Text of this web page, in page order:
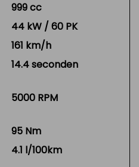
999 cc
44 kW / 60 PK
161 km/h
14.4 seconden
5000 RPM
95 Nm
4.1 l/100km